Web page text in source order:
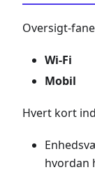
Oversigt-
Wi-Fi
Mobil
Hvert kort
hvordan